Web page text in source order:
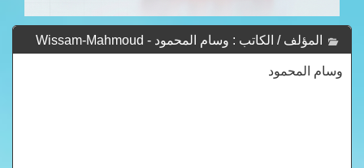
المؤلف / الكاتب : وسام المحمود - Wissam-Mahmoud
وسام المحمود